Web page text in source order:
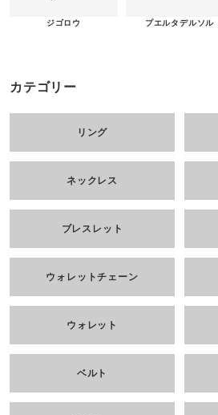
ジゴロウ プエルタデルソル
カテゴリー
リング
ネックレス
ブレスレット
ウォレットチェーン
ウォレット
ベルト